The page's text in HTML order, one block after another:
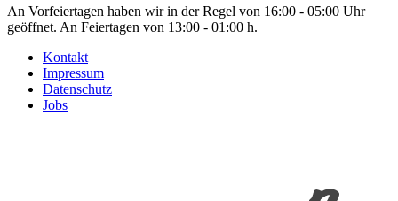
An Vorfeiertagen haben wir in der Regel von 16:00 - 05:00 Uhr
geöffnet. An Feiertagen von 13:00 - 01:00 h.
Kontakt
Impressum
Datenschutz
Jobs